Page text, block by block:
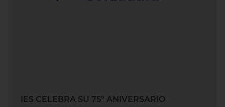
IES CELEBRA SU 75º ANIVERSARIO